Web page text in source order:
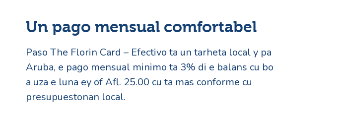
Un pago mensual comfortabel
Paso The Florin Card – Efectivo ta un tarheta local y pa
Aruba, e pago mensual minimo ta 3% di e balans cu bo
a uza e luna ey of Afl. 25.00 cu ta mas conforme cu
presupuestonan local.